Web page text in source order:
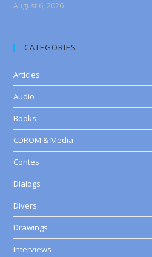
August 6, 2026
CATEGORIES
Articles
Audio
Books
CDROM & Media
Contes
Dialogs
Divers
Drawings
Interviews